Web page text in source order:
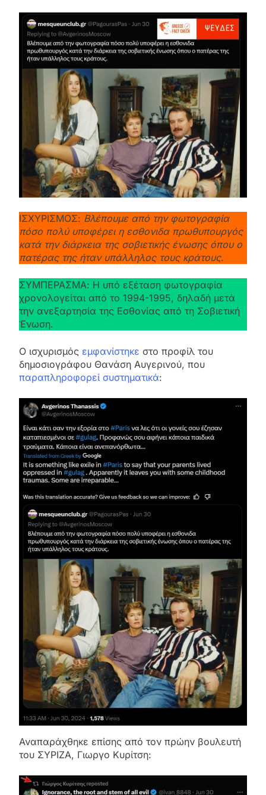
ΙΣΧΥΡΙΣΜΟΣ: Βλέπουμε από την φωτογραφία
πόσο πολύ υποφέρει η εσθονιδα πρωθυπουργός
κατά την διάρκεια της σοβιετικής ένωσης όπου ο
πατέρας της ήταν υπάλληλος τους κράτους.
ΣΥΜΠΕΡΑΣΜΑ: Η υπό εξέταση φωτογραφία
χρονολογείται από το 1994-1995, δηλαδή μετά
την ανεξαρτησία της Εσθονίας από τη Σοβιετική
Ένωση.
Ο ισχυρισμός εμφανίστηκε στο προφίλ του
δημοσιογράφου Θανάση Αυγερινού, που
παραπληροφορεί συστηματικά:
Αναπαράχθηκε επίσης από τον πρώην βουλευτή
του ΣΥΡΙΖΑ, Γιωργο Κυρίτση: